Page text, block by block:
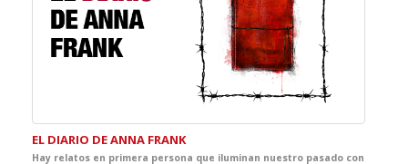
EL DIARIO DE ANNA FRANK
Hay relatos en primera persona que iluminan nuestro pasado con